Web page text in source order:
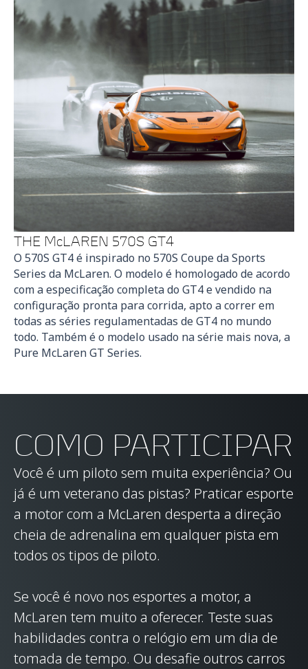
THE McLAREN 570S GT4
O 570S GT4 é inspirado no 570S Coupe da Sports
Series da McLaren. O modelo é homologado de acordo
com a especificação completa do GT4 e vendido na
configuração pronta para corrida, apto a correr em
todas as séries regulamentadas de GT4 no mundo
todo. Também é o modelo usado na série mais nova, a
Pure McLaren GT Series.
COMO PARTICIPAR
Você é um piloto sem muita experiência? Ou
já é um veterano das pistas? Praticar esporte
a motor com a McLaren desperta a direção
cheia de adrenalina em qualquer pista em
todos os tipos de piloto.
Se você é novo nos esportes a motor, a
McLaren tem muito a oferecer. Teste suas
habilidades contra o relógio em um dia de
tomada de tempo. Ou desafie outros carros